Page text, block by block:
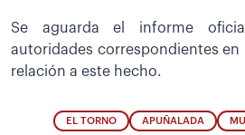
Se aguarda el informe
autoridades correspondientes en
relación a este hecho.
EL TORNO APUÑALADA